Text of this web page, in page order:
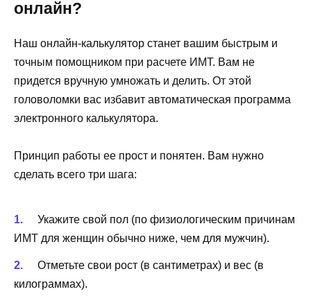
онлайн?
Наш онлайн-калькулятор станет вашим быстрым и
точным помощником при расчете ИМТ. Вам не
придется вручную умножать и делить. От этой
головоломки вас избавит автоматическая программа
электронного калькулятора.
Принцип работы ее прост и понятен. Вам нужно
сделать всего три шага:
Укажите свой пол (по физиологическим причинам
ИМТ для женщин обычно ниже, чем для мужчин).
Отметьте свои рост (в сантиметрах) и вес (в
килограммах).